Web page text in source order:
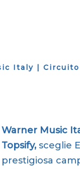
Italy |
Warner Music
Topsify, sceglie
prestigiosa